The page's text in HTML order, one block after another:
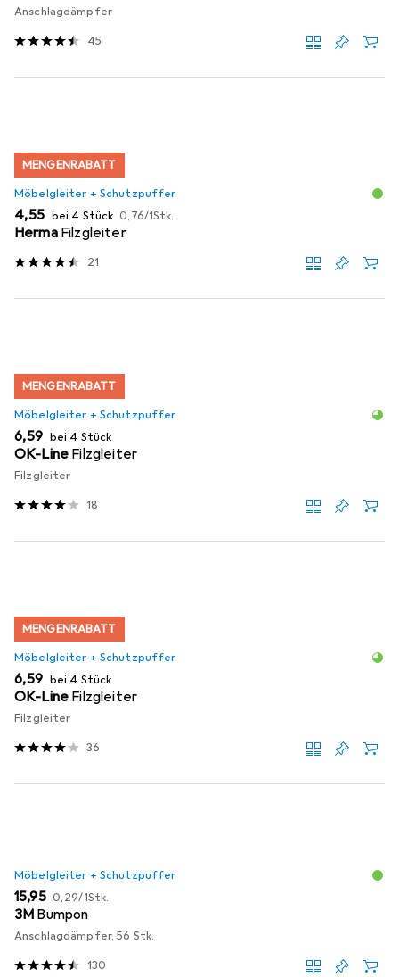
Anschlagdämpfer
45
MENGENRABATT
Möbelgleiter + Schutzpuffer
EUR
4,55 bei 4 Stück EUR
0,76/1Stk.
Herma Filzgleiter
21
MENGENRABATT
Möbelgleiter + Schutzpuffer
EUR
6,59 bei 4 Stück
OK-Line Filzgleiter
Filzgleiter
18
MENGENRABATT
Möbelgleiter + Schutzpuffer
EUR
6,59 bei 4 Stück
OK-Line Filzgleiter
Filzgleiter
36
Möbelgleiter + Schutzpuffer
EUR
15,95 EUR
0,29/1Stk.
3M Bumpon
Anschlagdämpfer, 56 Stk.
130